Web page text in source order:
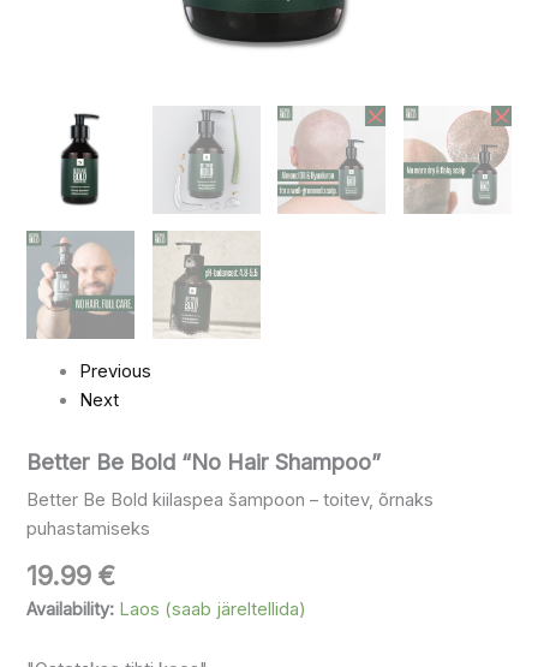
Previous
Next
Better Be Bold “No Hair Shampoo”
Better Be Bold kiilaspea šampoon – toitev, õrnaks
puhastamiseks
19.99€
Availability: Laos (saab järeltellida)